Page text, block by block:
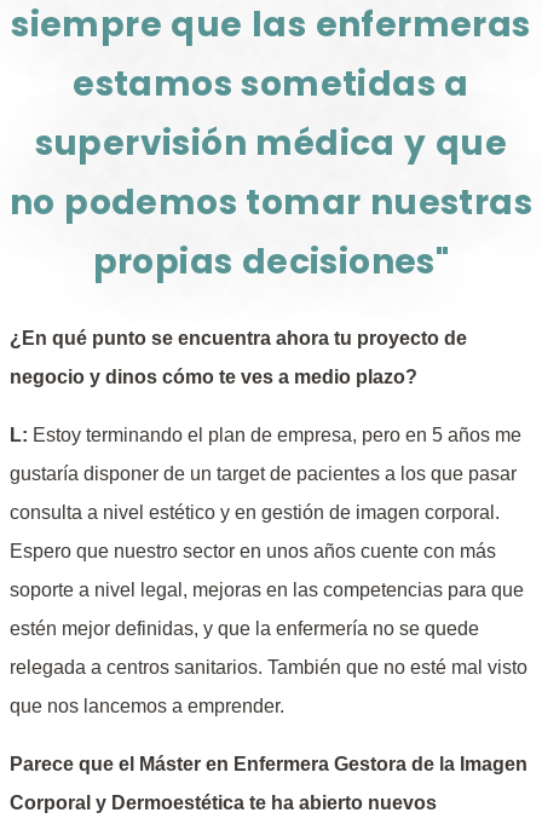
siempre que las enfermeras
estamos sometidas a
supervisión médica y que
no podemos tomar nuestras
propias decisiones"
¿En qué punto se encuentra ahora tu proyecto de
negocio y dinos cómo te ves a medio plazo?
L: Estoy terminando el plan de empresa, pero en 5 años me
gustaría disponer de un target de pacientes a los que pasar
consulta a nivel estético y en gestión de imagen corporal.
Espero que nuestro sector en unos años cuente con más
soporte a nivel legal, mejoras en las competencias para que
estén mejor definidas, y que la enfermería no se quede
relegada a centros sanitarios. También que no esté mal visto
que nos lancemos a emprender.
Parece que el Máster en Enfermera Gestora de la Imagen
Corporal y Dermoestética te ha abierto nuevos